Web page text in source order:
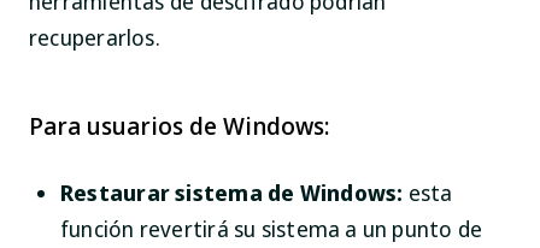
recuperarlos.
Para usuarios de Windows:
Restaurar sistema de Windows: esta
función revertirá su sistema a un punto de